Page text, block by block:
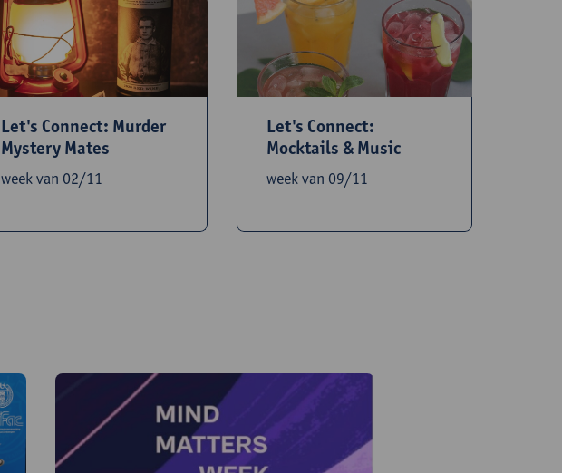
Let's Connect: Murder
Mystery Mates
week van 02/11
Let's Connect:
Mocktails & Music
week van 09/11